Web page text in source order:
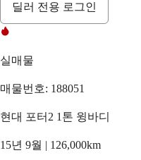
딜러 전용 로그인
실매물
매물번호: 188051
현대 포터2 1톤 윙바디
15년 9월 | 126,000km